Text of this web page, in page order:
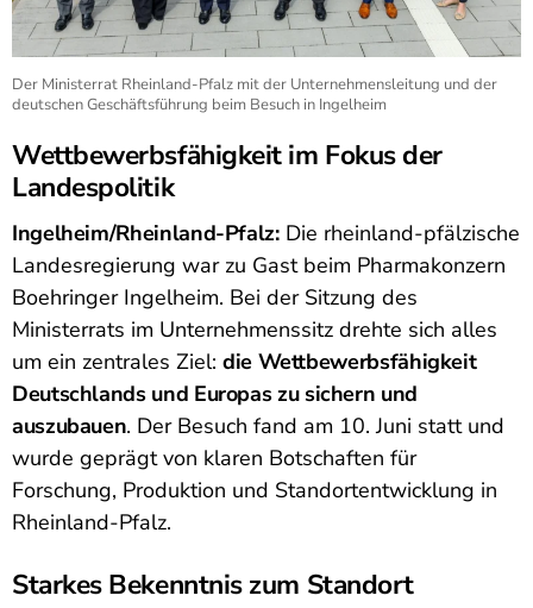
Der Ministerrat Rheinland-Pfalz mit der Unternehmensleitung und der
deutschen Geschäftsführung beim Besuch in Ingelheim
Wettbewerbsfähigkeit im Fokus der
Landespolitik
Ingelheim/Rheinland-Pfalz:Die rheinland-pfälzische
Landesregierung war zu Gast beim Pharmakonzern
Boehringer Ingelheim. Bei der Sitzung des
Ministerrats im Unternehmenssitz drehte sich alles
um ein zentrales Ziel: die Wettbewerbsfähigkeit
Deutschlands und Europas zu sichern und
auszubauen. Der Besuch fand am 10. Juni statt und
wurde geprägt von klaren Botschaften für
Forschung, Produktion und Standortentwicklung in
Rheinland-Pfalz.
Starkes Bekenntnis zum Standort